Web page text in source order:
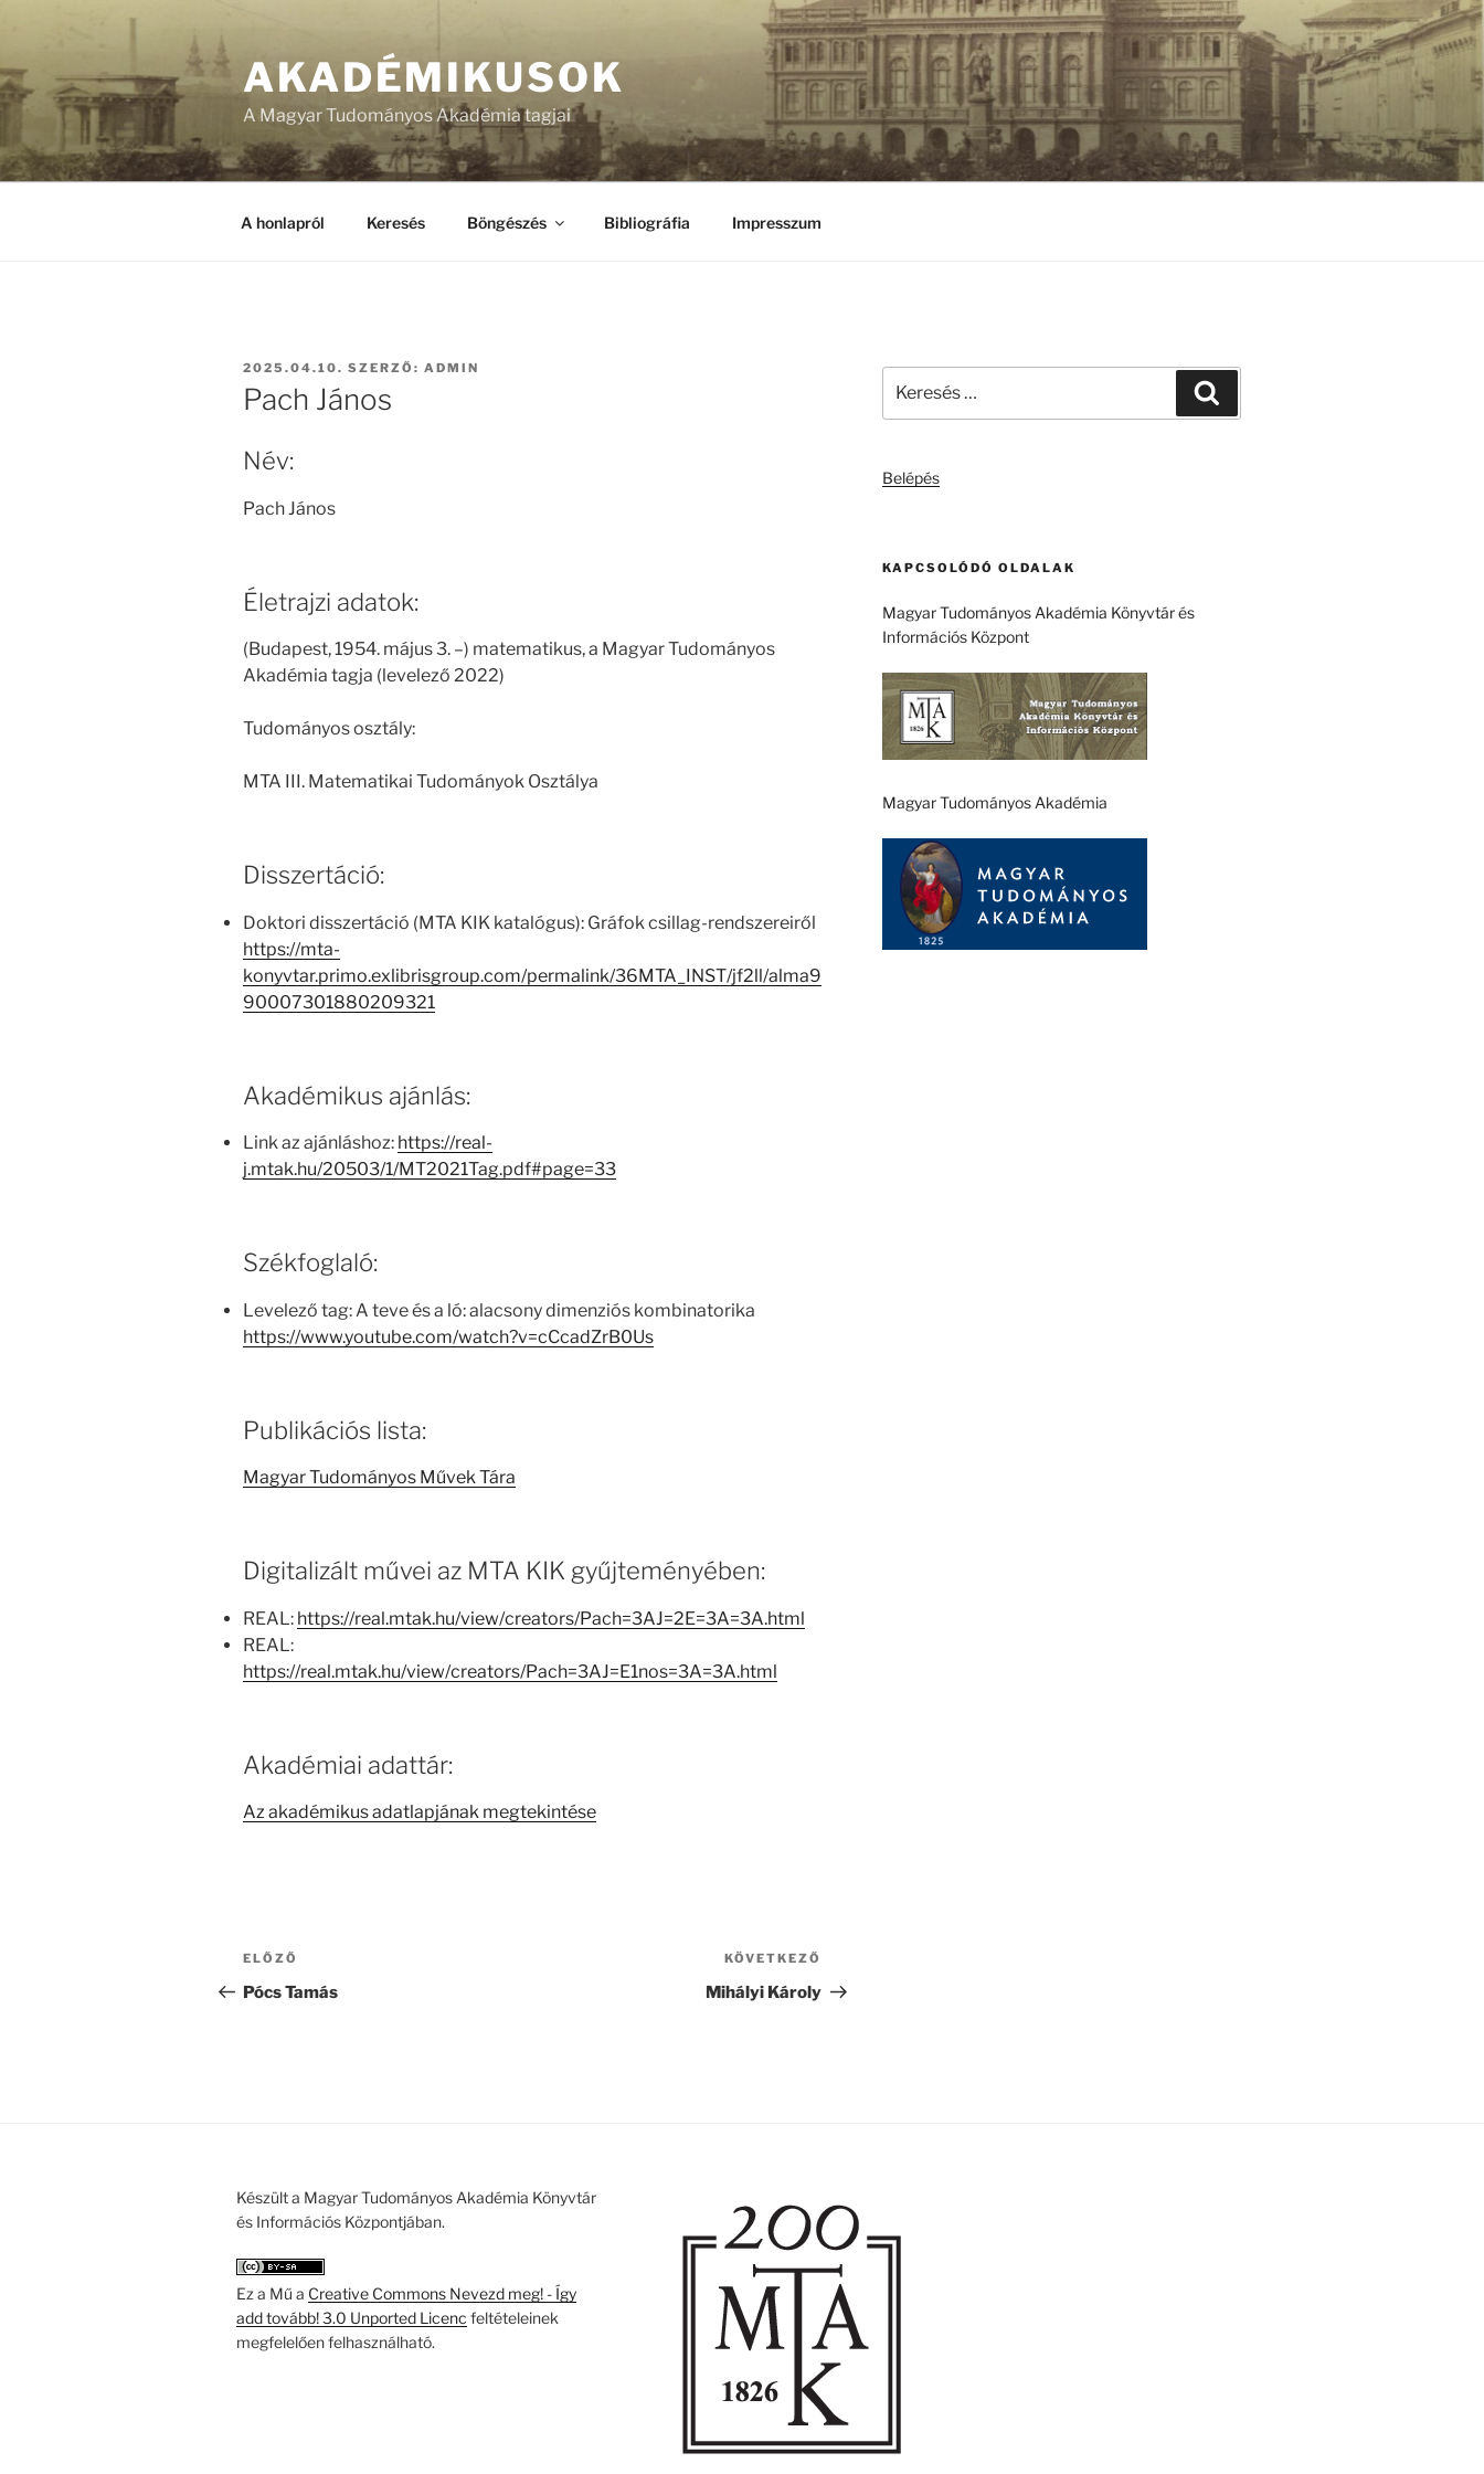
AKADÉMIKUSOK
A Magyar Tudományos Akadémia tagjai
A honlapról Keresés Böngészés Bibliográfia Impresszum
BEKÜLDVE:
2025.04.10. SZERZŐ: ADMIN
Pach János
Név:
Pach János
Életrajzi adatok:
(Budapest, 1954. május 3. –) matematikus, a Magyar Tudományos
Akadémia tagja (levelező 2022)
Tudományos osztály:
MTA III. Matematikai Tudományok Osztálya
Disszertáció:
Doktori disszertáció (MTA KIK katalógus): Gráfok csillag-rendszereiről
https://mta-
konyvtar.primo.exlibrisgroup.com/permalink/36MTA_INST/jf2ll/alma9
90007301880209321
Akadémikus ajánlás:
Link az ajánláshoz: https://real-
j.mtak.hu/20503/1/MT2021Tag.pdf#page=33
Székfoglaló:
Levelező tag: A teve és a ló: alacsony dimenziós kombinatorika
https://www.youtube.com/watch?v=cCcadZrB0Us
Publikációs lista:
Magyar Tudományos Művek Tára
Digitalizált művei az MTA KIK gyűjteményében:
REAL: https://real.mtak.hu/view/creators/Pach=3AJ=2E=3A=3A.html
REAL:
https://real.mtak.hu/view/creators/Pach=3AJ=E1nos=3A=3A.html
Akadémiai adattár:
Az akadémikus adatlapjának megtekintése
Bejegyzés
navigáció
Korábbi
bejegyzés
ELŐZŐ
Pócs Tamás
bejegyzés
KÖVETKEZŐ
Mihályi Károly
következő
Belépés
KAPCSOLÓDÓ OLDALAK
Magyar Tudományos Akadémia Könyvtár és
Információs Központ
Magyar Tudományos Akadémia
Készült a Magyar Tudományos Akadémia Könyvtár
és Információs Központjában.
Ez a Mű a Creative Commons Nevezd meg! - Így
add tovább! 3.0 Unported Licenc feltételeinek
megfelelően felhasználható.